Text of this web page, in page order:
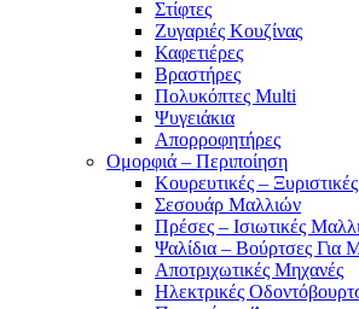
Στίφτες
Ζυγαριές Κουζίνας
Καφετιέρες
Βραστήρες
Πολυκόπτες Multi
Ψυγειάκια
Απορροφητήρες
Ομορφιά – Περιποίηση
Κουρευτικές –
Σεσουάρ Μαλλιών
Πρέσες – Ισιωτικές
Ψαλίδια – Βούρτσες Για
Αποτριχωτικές Μηχανές
Ηλεκτρικές